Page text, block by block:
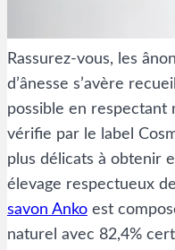
Rassurez-vous, les
d’ânesse s’avère
possible en respectant
vérifie par le label
plus délicats à obtenir
élevage respectueux
savon Anko est
naturel avec 82,4%